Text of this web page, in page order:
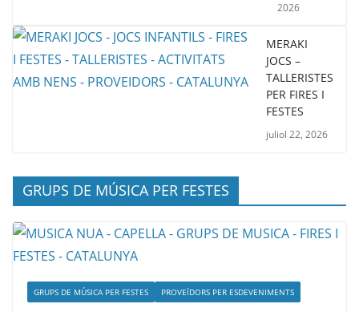
2026
MERAKI
JOCS –
TALLERISTES
PER FIRES I
FESTES
juliol 22, 2026
GRUPS DE MÚSICA PER FESTES
GRUPS DE MÚSICA PER FESTES PROVEÏDORS PER ESDEVENIMENTS